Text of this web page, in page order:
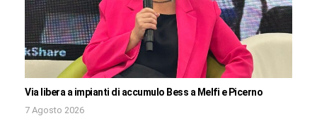
Via libera a impianti di accumulo Bess a Melfi e Picerno
7 Agosto 2026